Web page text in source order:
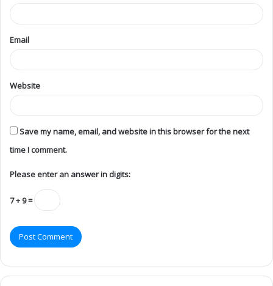
Email
Website
Save my name, email, and website in this browser for the next
time I comment.
Please enter an answer in digits:
7 + 9 =